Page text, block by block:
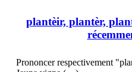
plantèir, plantèr,
Prononcer respectivement